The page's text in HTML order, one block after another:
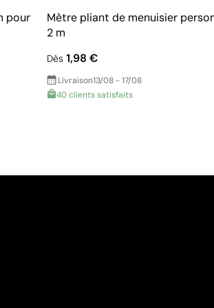
pour
Mètre pliant de menuisier
2 m
Dès 1,98 €
Livraison13/08 - 17/08
40 clients satisfaits